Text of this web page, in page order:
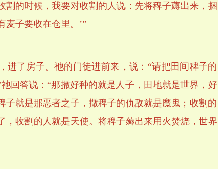
割的时候，我要对收割的人说：先将稗子薅出来，捆
麦子要收在仓里。’”
进了房子。祂的门徒进前来，说：“请把田间稗子的
回答说：“那撒好种的就是人子，田地就是世界，好
子就是那恶者之子，撒稗子的仇敌就是魔鬼；收割的
，收割的人就是天使。将稗子薅出来用火焚烧，世界